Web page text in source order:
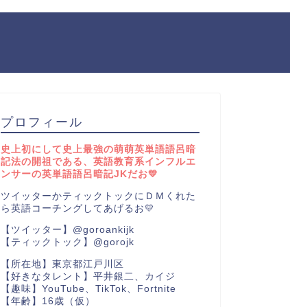
プロフィール
史上初にして史上最強の萌萌英単語語呂暗
記法の開祖である、英語教育系インフルエ
ンサーの英単語語呂暗記JKだお💛
ツイッターかティックトックにＤＭくれた
ら英語コーチングしてあげるお💛
【ツイッター】@goroankijk
【ティックトック】@gorojk
【所在地】東京都江戸川区
【好きなタレント】平井銀二、カイジ
【趣味】YouTube、TikTok、Fortnite
【年齢】16歳（仮）